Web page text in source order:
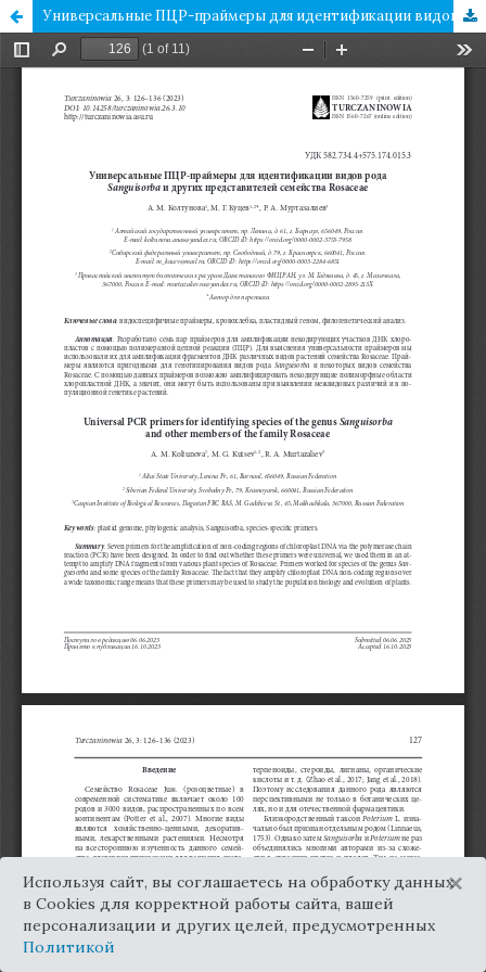
Универсальные ПЦР-праймеры для идентификации видов рода Sanguisorba и других представителей семейства Rosaceae
Используя сайт, вы соглашаетесь на обработку данных
в Cookies для корректной работы сайта, вашей
персонализации и других целей, предусмотренных
Политикой
×